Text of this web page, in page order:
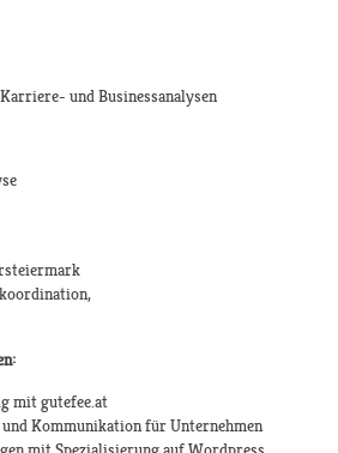
und Businessanalysen
mit gutefee.at
Kommunikation für Unternehmen